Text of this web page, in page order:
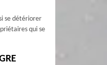
se détériorer
qui se